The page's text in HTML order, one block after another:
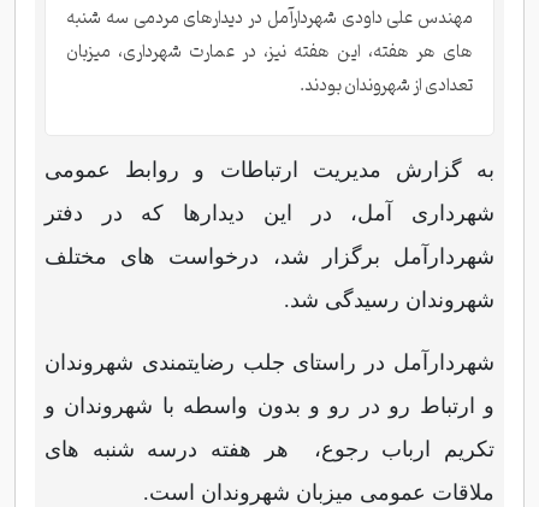
مهندس علی داودی شهردارآمل در دیدارهای مردمی سه شنبه
های هر هفته، این هفته نیز، در عمارت شهرداری، میزبان
تعدادی از شهروندان بودند.
به گزارش مدیریت ارتباطات و روابط عمومی
شهرداری آمل، در این دیدارها که در دفتر
شهردارآمل برگزار شد، درخواست های مختلف
شهروندان رسیدگی شد.
شهردارآمل در راستای جلب رضایتمندی شهروندان
و ارتباط رو در رو و بدون واسطه با شهروندان و
تکریم ارباب رجوع، هر هفته درسه شنبه های
ملاقات عمومی میزبان شهروندان است.